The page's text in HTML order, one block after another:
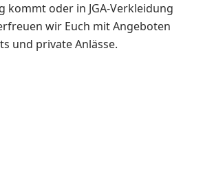
kommt oder in JGA-Verkleidung
wir Euch mit Angeboten
und private Anlässe.